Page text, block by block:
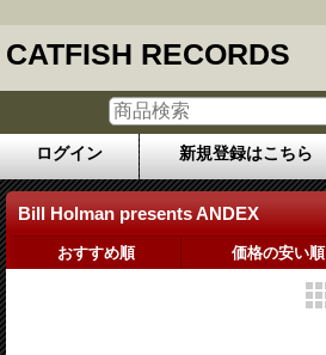
CATFISH RECORDS
ログイン 新規登録はこちら
Bill Holman presents ANDEX
おすすめ順 価格の安い順